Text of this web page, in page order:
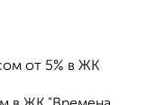
от 5% в ЖК